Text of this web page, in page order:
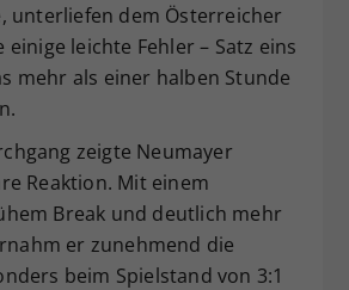
unterliefen dem Österreicher
einige leichte Fehler – Satz eins
mehr als einer halben Stunde
zeigte Neumayer
Reaktion. Mit einem
Break und deutlich mehr
er zunehmend die
beim Spielstand von 3:1